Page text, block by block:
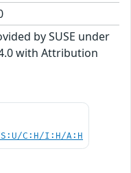
by SUSE under
with Attribution
S:U/C:H/I:H/A:H